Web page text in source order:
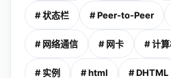
# 状态栏 # Peer-to-Peer
# 网络通信 # 网卡 # 计
# 实例 # html # DHTML